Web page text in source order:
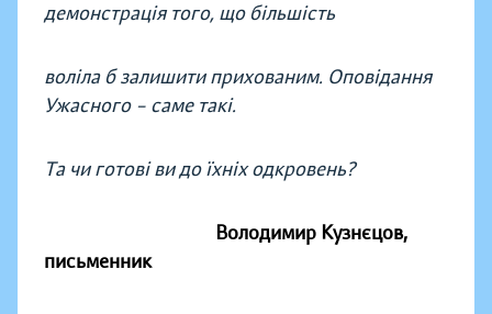
демонстрація того, що більшість
воліла б залишити прихованим. Оповідання
Ужасного – саме такі.
Та чи готові ви до їхніх одкровень?
Володимир Кузнєцов,
письменник